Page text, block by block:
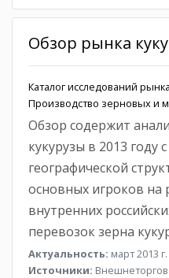
Обзор рынка
Каталог исследований рынка
Производство зерновых и
Обзор содержит
кукурузы в 2013 году
географической
основных игроков на
внутренних
перевозок зерна
Актуальность: март 2013 г.
Источники: